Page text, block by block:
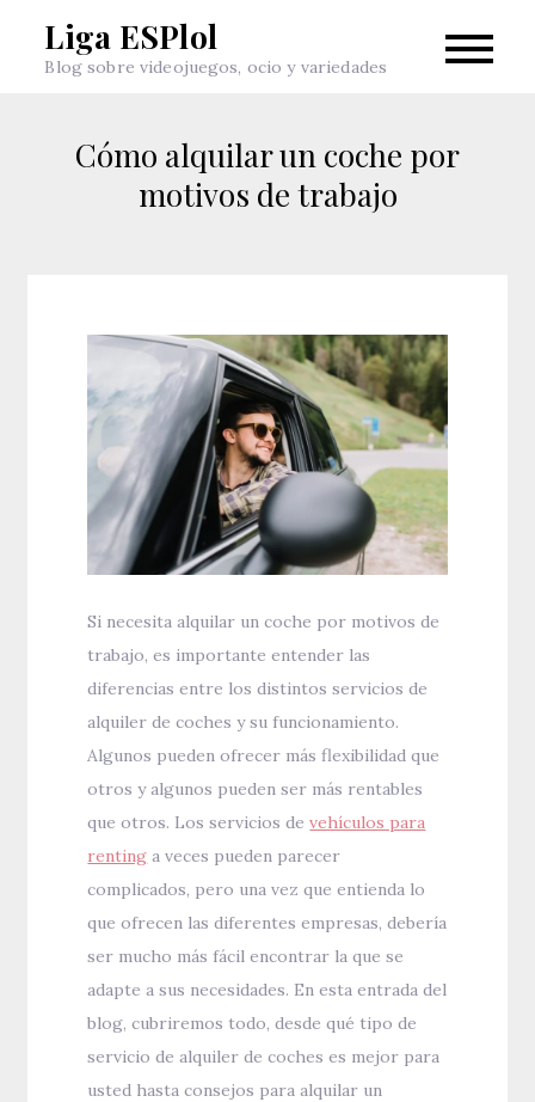
Liga ESPlol
Blog sobre videojuegos, ocio y variedades
Cómo alquilar un coche por
motivos de trabajo
Si necesita alquilar un coche por motivos de
trabajo, es importante entender las
diferencias entre los distintos servicios de
alquiler de coches y su funcionamiento.
Algunos pueden ofrecer más flexibilidad que
otros y algunos pueden ser más rentables
que otros. Los servicios devehículos para
renting a veces pueden parecer
complicados, pero una vez que entienda lo
que ofrecen las diferentes empresas, debería
ser mucho más fácil encontrar la que se
adapte a sus necesidades. En esta entrada del
blog, cubriremos todo, desde qué tipo de
servicio de alquiler de coches es mejor para
usted hasta consejos para alquilar un